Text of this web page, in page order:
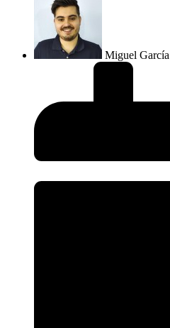
Miguel García